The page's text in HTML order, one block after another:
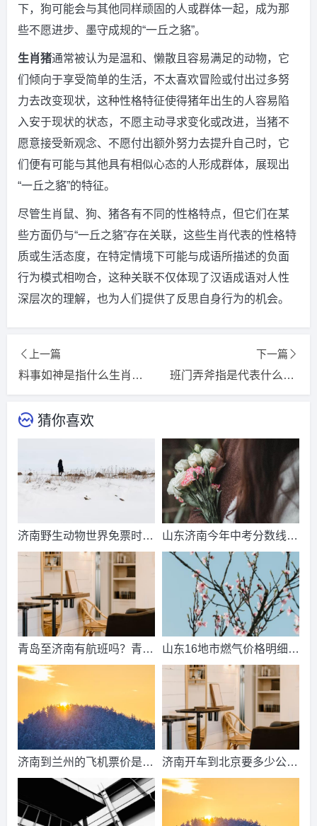
下，狗可能会与其他同样顽固的人或群体一起，成为那
些不愿进步、墨守成规的“一丘之貉”。
生肖猪通常被认为是温和、懒散且容易满足的动物，它
们倾向于享受简单的生活，不太喜欢冒险或付出过多努
力去改变现状，这种性格特征使得猪年出生的人容易陷
入安于现状的状态，不愿主动寻求变化或改进，当猪不
愿意接受新观念、不愿付出额外努力去提升自己时，它
们便有可能与其他具有相似心态的人形成群体，展现出
“一丘之貉”的特征。
尽管生肖鼠、狗、猪各有不同的性格特点，但它们在某
些方面仍与“一丘之貉”存在关联，这些生肖代表的性格特
质或生活态度，在特定情境下可能与成语所描述的负面
行为模式相吻合，这种关联不仅体现了汉语成语对人性
深层次的理解，也为人们提供了反思自身行为的机会。
上一篇
料事如神是指什么生肖，猜一精选词语解释落实释义
下一篇
班门弄斧指是代表什么生肖，词语精选释义解释
猜你喜欢
济南野生动物世界免票时
间？济南动物王国票价？
山东济南今年中考分数线出
来了吗？济南中考总分多
青岛至济南有航班吗？青岛
到济南的高铁票多钱？
山东16地市燃气价格明细？
2021山东天然气费收费标
济南到兰州的飞机票价是多
少？济南到兰州飞机要多
久？
济南开车到北京要多少公
里、时间、过路费、油钱？